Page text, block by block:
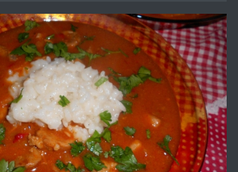
АПАРТАМЕНТ В ЦЕНТЪРА НА ГР.
ХАСКОВО
преди 2 дни
Давам гараж под наем
преди 2 дни